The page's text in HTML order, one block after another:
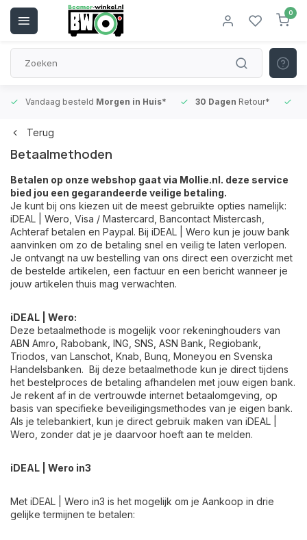
0
Vandaag besteld Morgen in Huis* 30 Dagen Retour*
Terug
Betaalmethoden
Betalen op onze webshop gaat via Mollie.nl. deze service
bied jou een gegarandeerde veilige betaling.
Je kunt bij ons kiezen uit de meest gebruikte opties namelijk:
iDEAL | Wero , Visa / Mastercard, Bancontact Mistercash,
Achteraf betalen en Paypal. Bij iDEAL | Wero kun je jouw bank
aanvinken om zo de betaling snel en veilig te laten verlopen.
Je ontvangt na uw bestelling van ons direct een overzicht met
de bestelde artikelen, een factuur en een bericht wanneer je
jouw artikelen thuis mag verwachten.
iDEAL | Wero:
Deze betaalmethode is mogelijk voor rekeninghouders van
ABN Amro, Rabobank, ING, SNS, ASN Bank, Regiobank,
Triodos, van Lanschot, Knab, Bunq, Moneyou en Svenska
Handelsbanken. Bij deze betaalmethode kun je direct tijdens
het bestelproces de betaling afhandelen met jouw eigen bank.
Je rekent af in de vertrouwde internet betaalomgeving, op
basis van specifieke beveiligingsmethodes van je eigen bank.
Als je telebankiert, kun je direct gebruik maken van iDEAL |
Wero , zonder dat je je daarvoor hoeft aan te melden.
iDEAL | Wero in3
Met iDEAL | Wero in3 is het mogelijk om je Aankoop in drie
gelijke termijnen te betalen: